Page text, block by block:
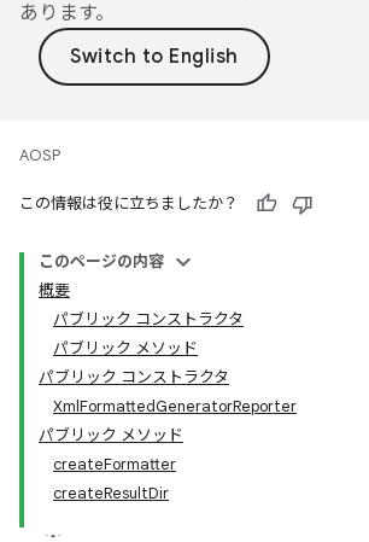
あります。
AOSP
この情報は役に立ちましたか？
このページの内容
概要
パブリック コンストラクタ
パブリック メソッド
パブリック コンストラクタ
XmlFormattedGeneratorReporter
パブリック メソッド
createFormatter
createResultDir